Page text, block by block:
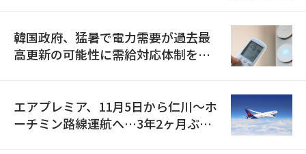
韓国政府、猛暑で電力需要が過去最
高更新の可能性に需給対応体制を点
エアプレミア、11月5日から仁川〜ホ
ーチミン路線運航へ…3年2ヶ月ぶり